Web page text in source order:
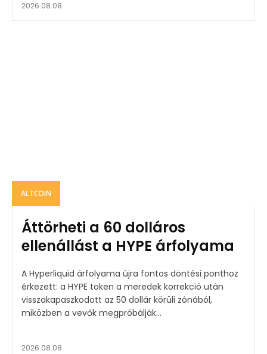
2026.08.08.
ALTCOIN
Áttörheti a 60 dolláros
ellenállást a HYPE árfolyama
A Hyperliquid árfolyama újra fontos döntési ponthoz
érkezett: a HYPE token a meredek korrekció után
visszakapaszkodott az 50 dollár körüli zónából,
miközben a vevők megpróbálják...
2026.08.08.